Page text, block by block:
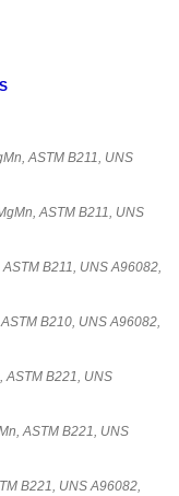
ASTM B211, UNS
ASTM B211, UNS
B211, UNS A96082,
B210, UNS A96082,
ASTM B221, UNS
ASTM B221, UNS
B221, UNS A96082,